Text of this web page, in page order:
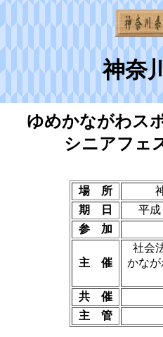
神奈
ゆめかながわス
シニアフェ
場 所
期 日
平
参 加
主 催
社会
かな
共 催
主 管